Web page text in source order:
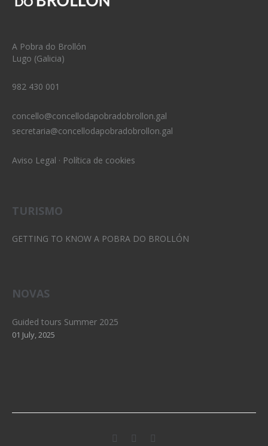
A Pobra do Brollón
Lugo (Galicia)
982 430 001
concello@concellodapobradobrollon.gal
secretaria@concellodapobradobrollon.gal
Aviso Legal · Política de cookies
TURISMO
GETTING TO KNOW A POBRA DO BROLLÓN
NOVAS
Guided tours Summer 2025
01 July, 2025